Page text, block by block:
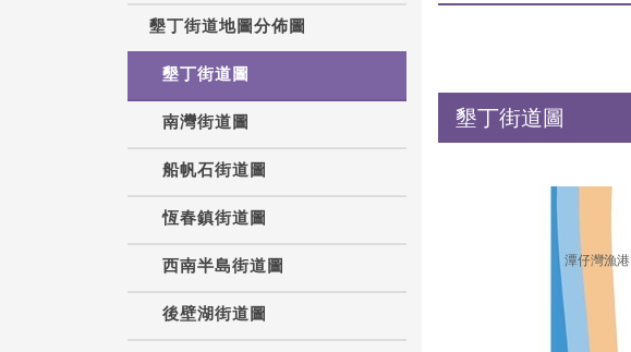
墾丁街道地圖分佈圖
墾丁街道圖
南灣街道圖
船帆石街道圖
恆春鎮街道圖
西南半島街道圖
後壁湖街道圖
墾丁街道圖
潭仔灣漁港